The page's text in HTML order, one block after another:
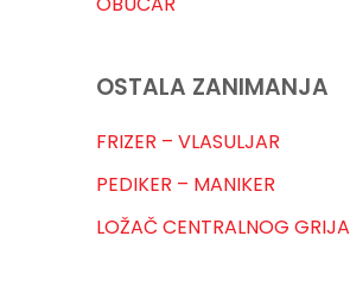
OSTALA ZANIMANJA
FRIZER – VLASULJAR
PEDIKER – MANIKER
LOŽAČ CENTRALNOG